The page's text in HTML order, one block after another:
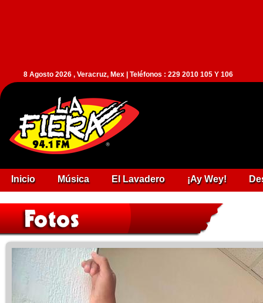
8 Agosto 2026 , Veracruz, Mex | Teléfonos : 229 2010 105 Y 106
Inicio Música El Lavadero ¡Ay Wey!